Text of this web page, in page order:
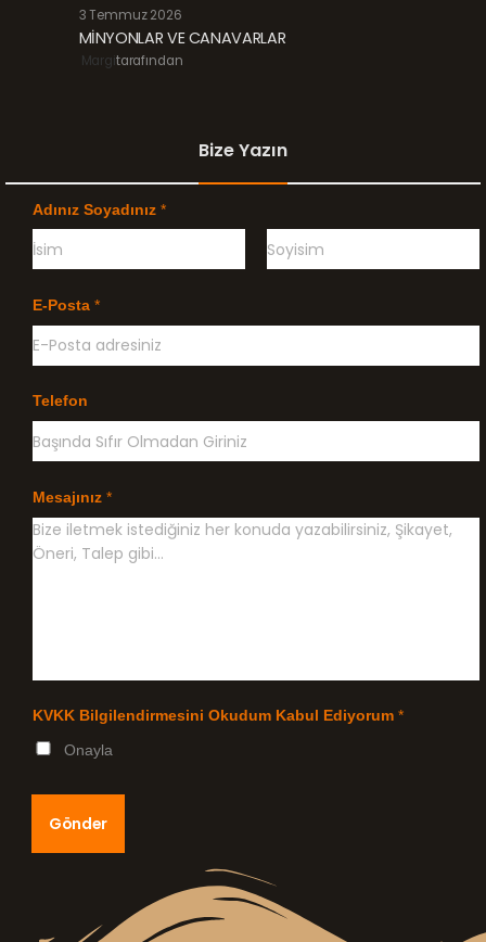
3 Temmuz 2026
MİNYONLAR VE CANAVARLAR
Margitarafından
Bize Yazın
Adınız Soyadınız *
c
e
i
l
e
E-Posta *
Telefon
Mesajınız *
KVKK Bilgilendirmesini Okudum Kabul Ediyorum *
Onayla
Gönder